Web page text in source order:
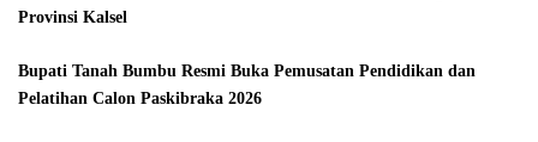
Provinsi Kalsel
Bupati Tanah Bumbu Resmi Buka Pemusatan Pendidikan dan
Pelatihan Calon Paskibraka 2026